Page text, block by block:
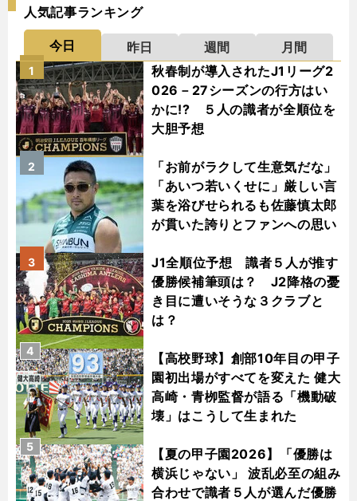
人気記事ランキング
今日 昨日 週間
月間
秋春制が導入されたJ1リーグ2
026－27シーズンの行方はい
かに!? ５人の識者が全順位を
大胆予想
1
「お前がラクして生意気だな」
「あいつ若いくせに」厳しい言
葉を浴びせられるも佐藤慎太郎
が貫いた誇りとファンへの思い
2
J1全順位予想 識者５人が推す
優勝候補筆頭は？ J2降格の憂
き目に遭いそうな３クラブと
は？
3
【高校野球】創部10年目の甲子
園初出場がすべてを変えた 健大
高崎・青栁監督が語る「機動破
壊」はこうして生まれた
4
【夏の甲子園2026】「優勝は
横浜じゃない」 波乱必至の組み
合わせで識者５人が選んだ優勝
5